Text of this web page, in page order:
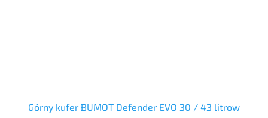
Górny kufer BUMOT Defender EVO 30 / 43 litrow